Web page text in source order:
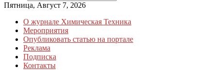
Пятница, Август 7, 2026
О журнале Химическая Техника
Мероприятия
Опубликовать статью на портале
Реклама
Подписка
Контакты